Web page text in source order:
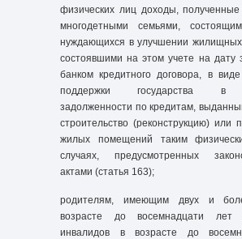
физических лиц доходы,
многодетными семьями,
нуждающихся в улучшении жилищных
состоявшими на этом учете на дату
банком кредитного договора, в
поддержки государства в
задолженности по кредитам,
строительство (реконструкцию) или
жилых помещений таким
случаях, предусмотренных
актами (статья 163);
родителям, имеющим двух и
возрасте до восемнадцати
инвалидов в возрасте до